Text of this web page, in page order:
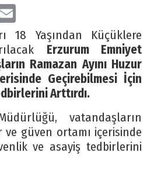
Email
18 Yaşından Küçüklere
Erzurum Emniyet
Ramazan Ayını Huzur
Geçirebilmesi İçin
Arttırdı.
vatandaşların
ve güven ortamı içerisinde
ve asayiş tedbirlerini